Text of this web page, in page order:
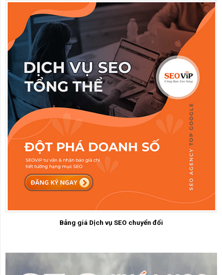
Bảng giá Dịch vụ SEO chuyển đổi